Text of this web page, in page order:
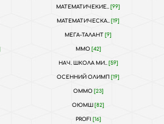
МАТЕМАТИЧЕКИЕ.. [99]
МАТЕМАТИЧЕСКА.. [19]
МЕГА-ТАЛАНТ [9]
ММО [42]
НАЧ. ШКОЛА МИ.. [59]
ОСЕННИЙ ОЛИМП [19]
ОММО [23]
ОЮМШ [82]
PROFI [16]